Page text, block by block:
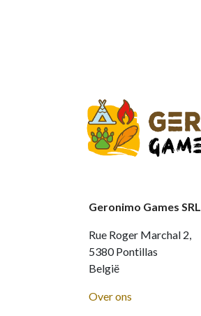
Geronimo Games SRL
Rue Roger Marchal 2,
5380 Pontillas
België
Over ons